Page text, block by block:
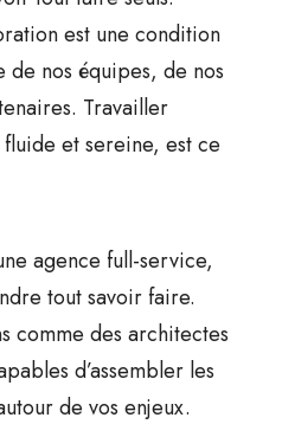
est une condition
de nos équipes, de nos
Travailler
et sereine, est ce
agence full-service,
tout savoir faire.
comme des architectes
d’assembler les
de vos enjeux.